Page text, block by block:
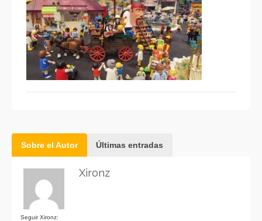
Sobre el Autor Últimas entradas
Seguir Xironz:
Xironz